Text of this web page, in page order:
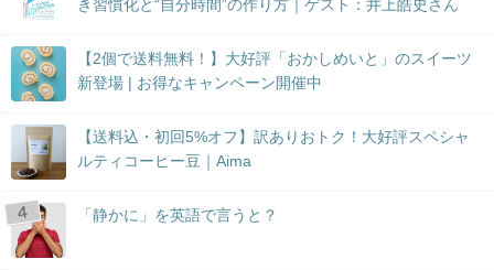
き習慣化と“自分時間”の作り方｜ゲスト：井上皓史さん
【2個で送料無料！】大好評「おかしめいと」のスイーツ
新登場 | お得なキャンペーン開催中
【送料込・初回5%オフ】訳ありおトク！大好評スペシャ
ルティコーヒー豆｜Aima
「静かに」を英語で言うと？